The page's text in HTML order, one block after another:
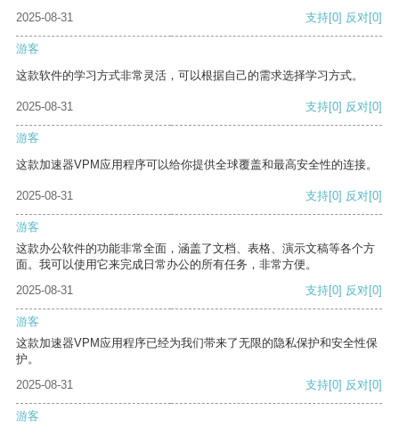
2025-08-31
支持[0] 反对[0]
游客
这款软件的学习方式非常灵活，可以根据自己的需求选择学习方式。
2025-08-31 支持[0] 反对[0]
游客
这款加速器VPM应用程序可以给你提供全球覆盖和最高安全性的连接。
2025-08-31 支持[0] 反对[0]
游客
这款办公软件的功能非常全面，涵盖了文档、表格、演示文稿等各个方
面。我可以使用它来完成日常办公的所有任务，非常方便。
2025-08-31
支持[0] 反对[0]
游客
这款加速器VPM应用程序已经为我们带来了无限的隐私保护和安全性保
护。
2025-08-31
支持[0] 反对[0]
游客